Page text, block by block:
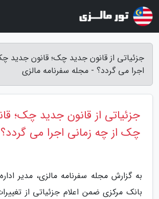
جزئیاتی از قانون جدید چک؛ قانون جدید
اجرا می گردد؟ - مجله سفرنامه مالزی
جزئیاتی از قانون جدید چک؛
چک از چه زمانی اجرا می گردد؟
به گزارش مجله سفرنامه مالزی، مدیر
بانک مرکزی ضمن اعلام جزئیاتی از